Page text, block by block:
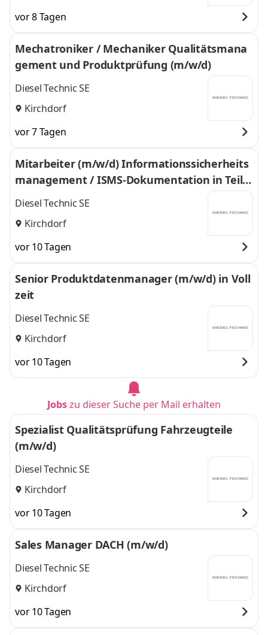
Maitenbeth
weitere
vor 8 Tagen
Mechatroniker / Mechaniker Qualitätsmana
gement und Produktprüfung (m/w/d)
Diesel Technic SE
Kirchdorf
vor 7 Tagen
Mitarbeiter (m/w/d) Informationssicherheits
management / ISMS-Dokumentation in Teilz
eit
Diesel Technic SE
Kirchdorf
vor 10 Tagen
Senior Produktdatenmanager (m/w/d) in Voll
zeit
Diesel Technic SE
Kirchdorf
vor 10 Tagen
Jobszu dieser Suche per Mail erhalten
Spezialist Qualitätsprüfung Fahrzeugteile
(m/w/d)
Diesel Technic SE
Kirchdorf
vor 10 Tagen
Sales Manager DACH (m/w/d)
Diesel Technic SE
Kirchdorf
vor 10 Tagen